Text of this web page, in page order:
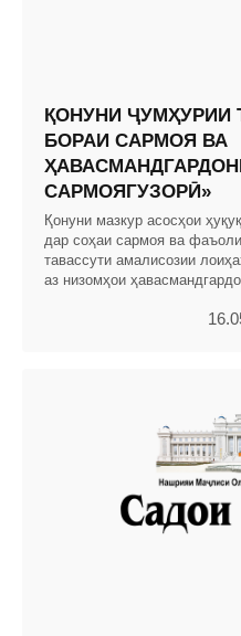
ҚОНУНИ ҶУМҲУРИИ
БОРАИ САРМОЯ ВА
САРМОЯГУЗОРӢ»
Қонуни мазкур асосҳои
дар соҳаи сармоя ва
тавассути амалисозии
аз низомҳои